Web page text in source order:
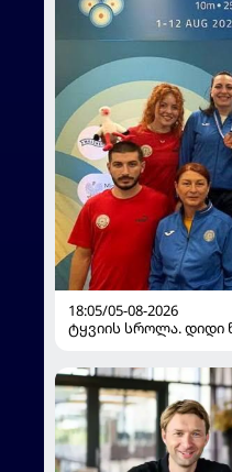
18:05/05-08-2026
ტყვიის სროლა. დიდი